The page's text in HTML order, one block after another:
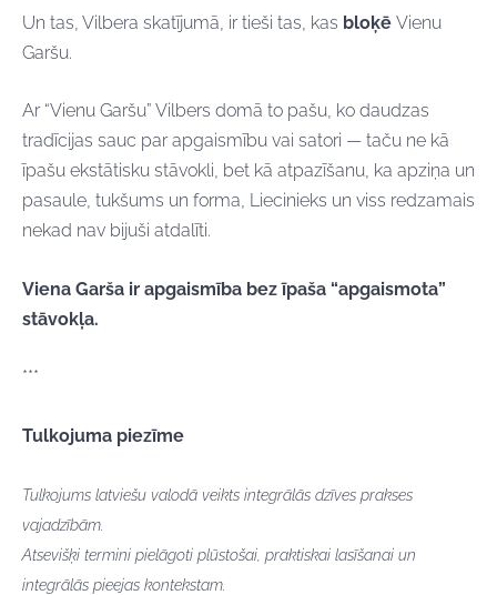
Un tas, Vilbera skatījumā, ir tieši tas, kas bloķē Vienu
Garšu.
Ar “Vienu Garšu” Vilbers domā to pašu, ko daudzas
tradīcijas sauc par apgaismību vai satori — taču ne kā
īpašu ekstātisku stāvokli, bet kā atpazīšanu, ka apziņa un
pasaule, tukšums un forma, Liecinieks un viss redzamais
nekad nav bijuši atdalīti.
Viena Garša ir apgaismība bez īpaša “apgaismota”
stāvokļa.
***
Tulkojuma piezīme
Tulkojums latviešu valodā veikts integrālās dzīves prakses
vajadzībām.
Atsevišķi termini pielāgoti plūstošai, praktiskai lasīšanai un
integrālās pieejas kontekstam.